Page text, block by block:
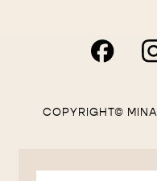
COPYRIGHT©